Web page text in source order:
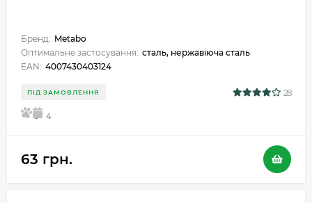
Бренд: Metabo
Оптимальне застосування: сталь, нержавіюча сталь
EAN: 4007430403124
ПІД ЗАМОВЛЕННЯ 28
5 4
63 грн.